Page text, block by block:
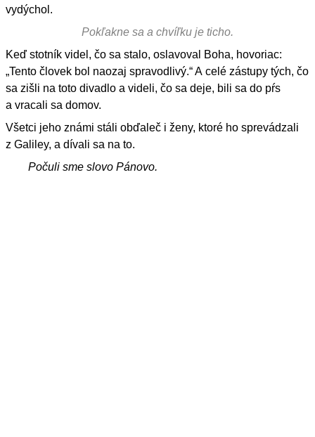
vydýchol.
Pokľakne sa a chvíľku je ticho.
Keď stotník videl, čo sa stalo, oslavoval Boha, hovoriac:
„Tento človek bol naozaj spravodlivý.“ A celé zástupy tých, čo
sa zišli na toto divadlo a videli, čo sa deje, bili sa do pŕs
a vracali sa domov.
Všetci jeho známi stáli obďaleč i ženy, ktoré ho sprevádzali
z Galiley, a dívali sa na to.
Počuli sme slovo Pánovo.